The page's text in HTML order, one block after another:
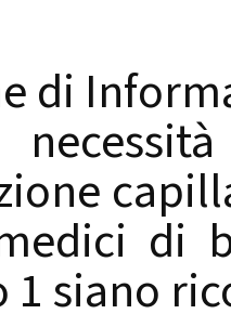
di
di
siano